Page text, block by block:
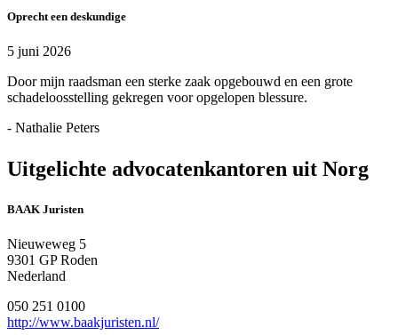
Oprecht een deskundige
5 juni 2026
Door mijn raadsman een sterke zaak opgebouwd en een grote
schadeloosstelling gekregen voor opgelopen blessure.
- Nathalie Peters
Uitgelichte advocatenkantoren uit Norg
BAAK Juristen
Nieuweweg 5
9301 GP Roden
Nederland
050 251 0100
http://www.baakjuristen.nl/